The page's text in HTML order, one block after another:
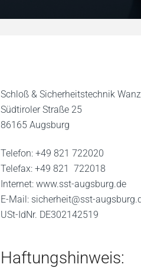
Schloß & Sicherheitstechnik
Südtiroler Straße 25
86165 Augsburg
Telefon: +49 821 722020
Telefax: +49 821 722018
Internet: www.sst-augsburg.de
E-Mail: sicherheit@sst-
USt-IdNr. DE302142519
Haftungshinweis: